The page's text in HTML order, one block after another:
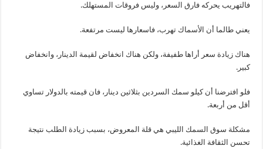
فالتهريب يحركه فارق السعر، وليس فروقات المستهلك.
يعني طالما أن الأسماك تهرب، فاسعارها ليست مرتفعة.
هناك زيادة سعر أراها طفيفة، ولكن هناك انخفاض لقيمة الدينار، وانخفاض
كبير.
فلو افترضنا أن كيلو سمك السردين بثلاثين دينار، فان قيمته بالدولار تساوي
أقل من أربعة.
مشكلة سوق السمك الليبي هي قلة المعروض، بسبب زيادة الطلب نتيجة
تحسن الثقافة الغذائية.